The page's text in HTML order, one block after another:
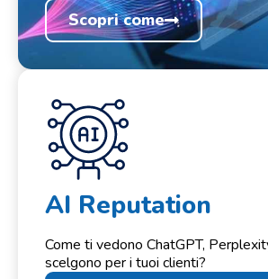
Scopri come
AI Reputation
Come ti vedono ChatGPT,
scelgono per i tuoi clienti?